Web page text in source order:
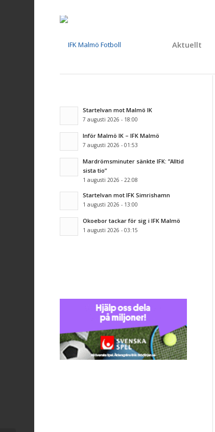
Aktuellt
Startelvan mot Malmö IK
7 augusti 2026 - 18:00
Inför Malmö IK – IFK Malmö
7 augusti 2026 - 01:53
Mardrömsminuter sänkte IFK: ”Alltid
sista tio”
1 augusti 2026 - 22:08
Startelvan mot IFK Simrishamn
1 augusti 2026 - 13:00
Okoebor tackar för sig i IFK Malmö
1 augusti 2026 - 03:15